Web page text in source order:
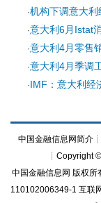
·机构下调意大
·意大利6月Istat
·意大利4月零售
·意大利4月季调
·IMF：意大利经
中国金融信息网简介 ┊
┊Copyright
中国金融信息网 版权所
110102006349-1 互联